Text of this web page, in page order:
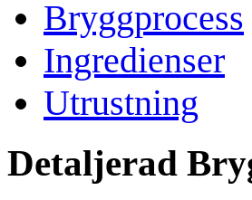
Bryggprocess
Ingredienser
Utrustning
Detaljerad